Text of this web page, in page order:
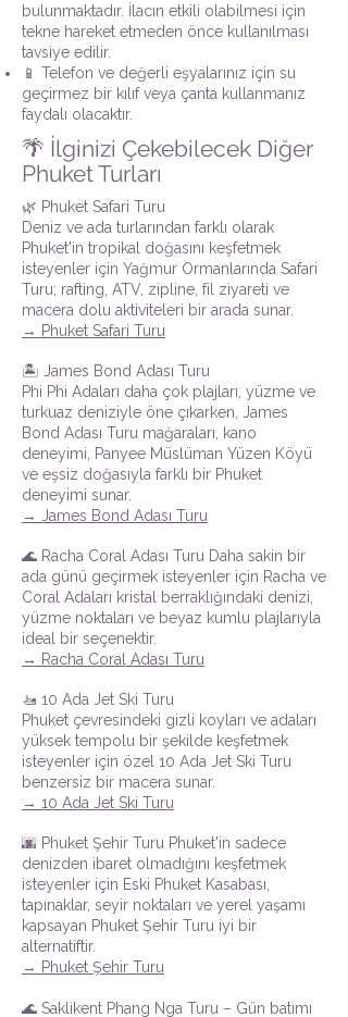
bulunmaktadır. İlacın etkili olabilmesi için
tekne hareket etmeden önce kullanılması
tavsiye edilir.
📱 Telefon ve değerli eşyalarınız için su
geçirmez bir kılıf veya çanta kullanmanız
faydalı olacaktır.
🌴 İlginizi Çekebilecek Diğer
Phuket Turları
🌿 Phuket Safari Turu
Deniz ve ada turlarından farklı olarak
Phuket'in tropikal doğasını keşfetmek
isteyenler için Yağmur Ormanlarında Safari
Turu; rafting, ATV, zipline, fil ziyareti ve
macera dolu aktiviteleri bir arada sunar.
→ Phuket Safari Turu
🏝️ James Bond Adası Turu
Phi Phi Adaları daha çok plajları, yüzme ve
turkuaz deniziyle öne çıkarken, James
Bond Adası Turu mağaraları, kano
deneyimi, Panyee Müslüman Yüzen Köyü
ve eşsiz doğasıyla farklı bir Phuket
deneyimi sunar.
→ James Bond Adası Turu
🌊 Racha Coral Adası Turu Daha sakin bir
ada günü geçirmek isteyenler için Racha ve
Coral Adaları kristal berraklığındaki denizi,
yüzme noktaları ve beyaz kumlu plajlarıyla
ideal bir seçenektir.
→ Racha Coral Adası Turu
🚤 10 Ada Jet Ski Turu
Phuket çevresindeki gizli koyları ve adaları
yüksek tempolu bir şekilde keşfetmek
isteyenler için özel 10 Ada Jet Ski Turu
benzersiz bir macera sunar.
→ 10 Ada Jet Ski Turu
🌆 Phuket Şehir Turu Phuket'in sadece
denizden ibaret olmadığını keşfetmek
isteyenler için Eski Phuket Kasabası,
tapınaklar, seyir noktaları ve yerel yaşamı
kapsayan Phuket Şehir Turu iyi bir
alternatiftir.
→ Phuket Şehir Turu
🌊 Saklikent Phang Nga Turu – Gün batımı